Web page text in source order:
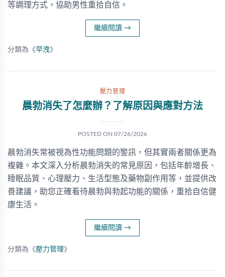
等調理方式，協助男性重拾自信。
繼續閱讀 →
分類為《早洩》
壓力管理
晨勃消失了怎麼辦？了解原因與應對方法
POSTED ON 07/26/2026
晨勃消失常被視為性功能問題的警訊，但其實兩者關係更為
複雜。本文深入分析晨勃消失的常見原因，包括年齡增長、
睡眠品質、心理壓力、生活型態及藥物副作用等，並提供改
善建議，助您正確看待晨勃與勃起功能的關係，重拾自信健
康生活。
繼續閱讀 →
分類為《壓力管理》